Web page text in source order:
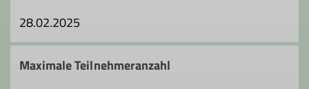
28.02.2025
Maximale Teilnehmeranzahl